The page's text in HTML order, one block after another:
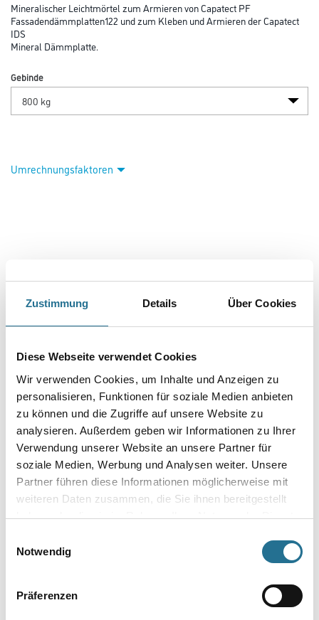
Zustimmung Details Über Cookies
Diese Webseite verwendet Cookies
Wir verwenden Cookies, um Inhalte und Anzeigen zu
personalisieren, Funktionen für soziale Medien anbieten
zu können und die Zugriffe auf unsere Website zu
analysieren. Außerdem geben wir Informationen zu Ihrer
Verwendung unserer Website an unsere Partner für
soziale Medien, Werbung und Analysen weiter. Unsere
Partner führen diese Informationen möglicherweise mit
weiteren Daten zusammen, die Sie ihnen bereitgestellt
haben oder die sie im Rahmen Ihrer Nutzung der Dienste
Notwendig
Präferenzen
Mineralischer Leichtmörtel zum Armieren von Capatect PF
Fassadendämmplatten122 und zum Kleben und Armieren der Capatect
IDS
Mineral Dämmplatte.
Gebinde
Umrechnungsfaktoren
PRODUKTEIGENSCHAFTEN
- Geringer Materialverbrauch und leichte Verarbeitung durch
Leichtzuschlagsstoffe
- Witterungsbeständig
- Sehr hoch wasserdampfdurchlässig
- Sehr gute Haftung
- Hohe Klebkraft auf nahezu allen Untergründen
- Elastisch durch Faservergütung
Verbrauch
- Dämmplattenverklebung: ca. 4,0 bis 5,0 kg/m² bei planebenem
Untergrund
Bei diesen Verbrauchsangaben handelt es sich um Richtwerte.
Objektabhängige oder verarbeitungsbedingte Abweichungen sind
berücksichtigen.